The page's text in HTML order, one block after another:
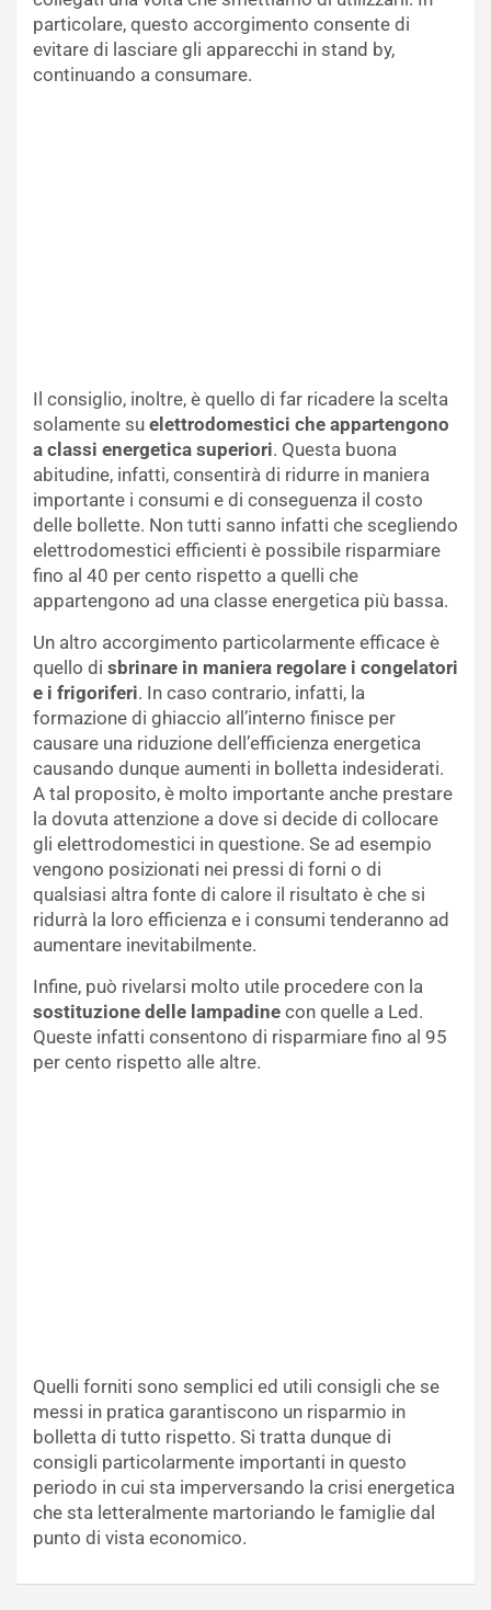
particolare, questo accorgimento consente di
evitare di lasciare gli apparecchi in stand by,
continuando a consumare.
Il consiglio, inoltre, è quello di far ricadere la scelta
solamente su elettrodomestici che appartengono
a classi energetica superiori. Questa buona
abitudine, infatti, consentirà di ridurre in maniera
importante i consumi e di conseguenza il costo
delle bollette. Non tutti sanno infatti che scegliendo
elettrodomestici efficienti è possibile risparmiare
fino al 40 per cento rispetto a quelli che
appartengono ad una classe energetica più bassa.
Un altro accorgimento particolarmente efficace è
quello di sbrinare in maniera regolare i congelatori
e i frigoriferi. In caso contrario, infatti, la
formazione di ghiaccio all’interno finisce per
causare una riduzione dell’efficienza energetica
causando dunque aumenti in bolletta indesiderati.
A tal proposito, è molto importante anche prestare
la dovuta attenzione a dove si decide di collocare
gli elettrodomestici in questione. Se ad esempio
vengono posizionati nei pressi di forni o di
qualsiasi altra fonte di calore il risultato è che si
ridurrà la loro efficienza e i consumi tenderanno ad
aumentare inevitabilmente.
Infine, può rivelarsi molto utile procedere con la
sostituzione delle lampadine con quelle a Led.
Queste infatti consentono di risparmiare fino al 95
per cento rispetto alle altre.
Quelli forniti sono semplici ed utili consigli che se
messi in pratica garantiscono un risparmio in
bolletta di tutto rispetto. Si tratta dunque di
consigli particolarmente importanti in questo
periodo in cui sta imperversando la crisi energetica
che sta letteralmente martoriando le famiglie dal
punto di vista economico.